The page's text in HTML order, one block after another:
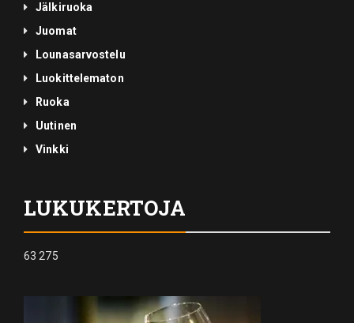
Jälkiruoka
Juomat
Lounasarvostelu
Luokittelematon
Ruoka
Uutinen
Vinkki
LUKUKERTOJA
63 275